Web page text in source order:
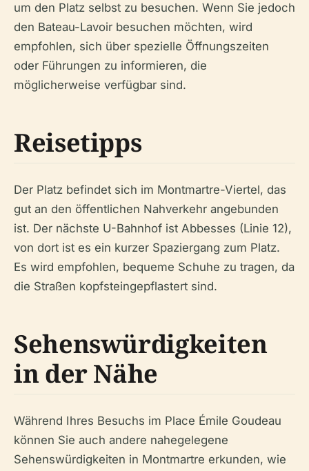
um den Platz selbst zu besuchen. Wenn Sie jedoch
den Bateau-Lavoir besuchen möchten, wird
empfohlen, sich über spezielle Öffnungszeiten
oder Führungen zu informieren, die
möglicherweise verfügbar sind.
Reisetipps
Der Platz befindet sich im Montmartre-Viertel, das
gut an den öffentlichen Nahverkehr angebunden
ist. Der nächste U-Bahnhof ist Abbesses (Linie 12),
von dort ist es ein kurzer Spaziergang zum Platz.
Es wird empfohlen, bequeme Schuhe zu tragen, da
die Straßen kopfsteingepflastert sind.
Sehenswürdigkeiten
in der Nähe
Während Ihres Besuchs im Place Émile Goudeau
können Sie auch andere nahegelegene
Sehenswürdigkeiten in Montmartre erkunden, wie